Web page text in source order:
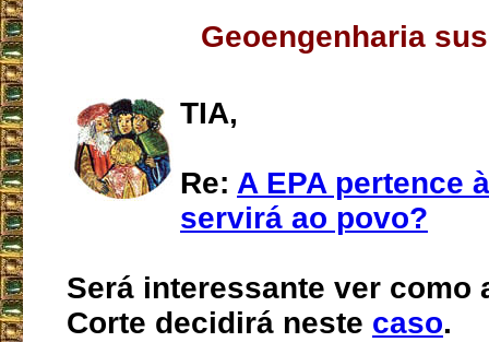
Geoengenharia
TIA,
Re: A EPA pertence
servirá ao povo?
Será interessante ver como
Corte decidirá neste caso.